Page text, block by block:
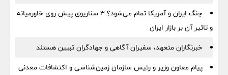
جنگ ایران و آمریکا تمام می‌شود؟ ۳ سناریوی پیش روی خاورمیانه
و تاثیر آن بر بازار ایران
خبرنگاران متعهد، سفیران آگاهی و جهادگران تبیین هستند
پیام معاون وزیر و رئیس سازمان زمین‌شناسی و اکتشافات معدنی